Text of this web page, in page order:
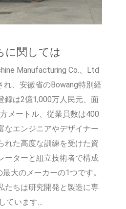
に関しては
Manufacturing Co.、Ltd
れ、安徽省のBowang特別経
録は2億1,000万人民元、面
メートル、従業員数は400
なエンジニアやデザイナー
れた高度な訓練を受けた資
ーターと組立技術者で構成
大のメーカーの1つです。
たちは研究開発と製造に専
ています…